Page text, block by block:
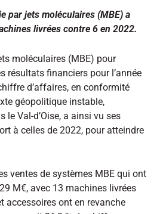
par jets moléculaires (MBE) a
livrées contre 6 en 2022.
moléculaires (MBE) pour
résultats financiers pour l’année
d’affaires, en conformité
géopolitique instable,
le Val-d’Oise, a ainsi vu ses
à celles de 2022, pour atteindre
ventes de systèmes MBE qui ont
M€, avec 13 machines livrées
accessoires ont en revanche